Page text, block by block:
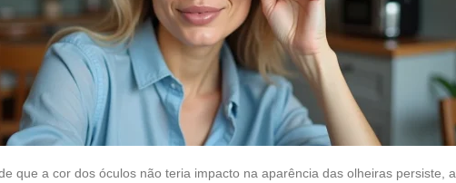
que a cor dos óculos não teria impacto na aparência das olheiras persiste,